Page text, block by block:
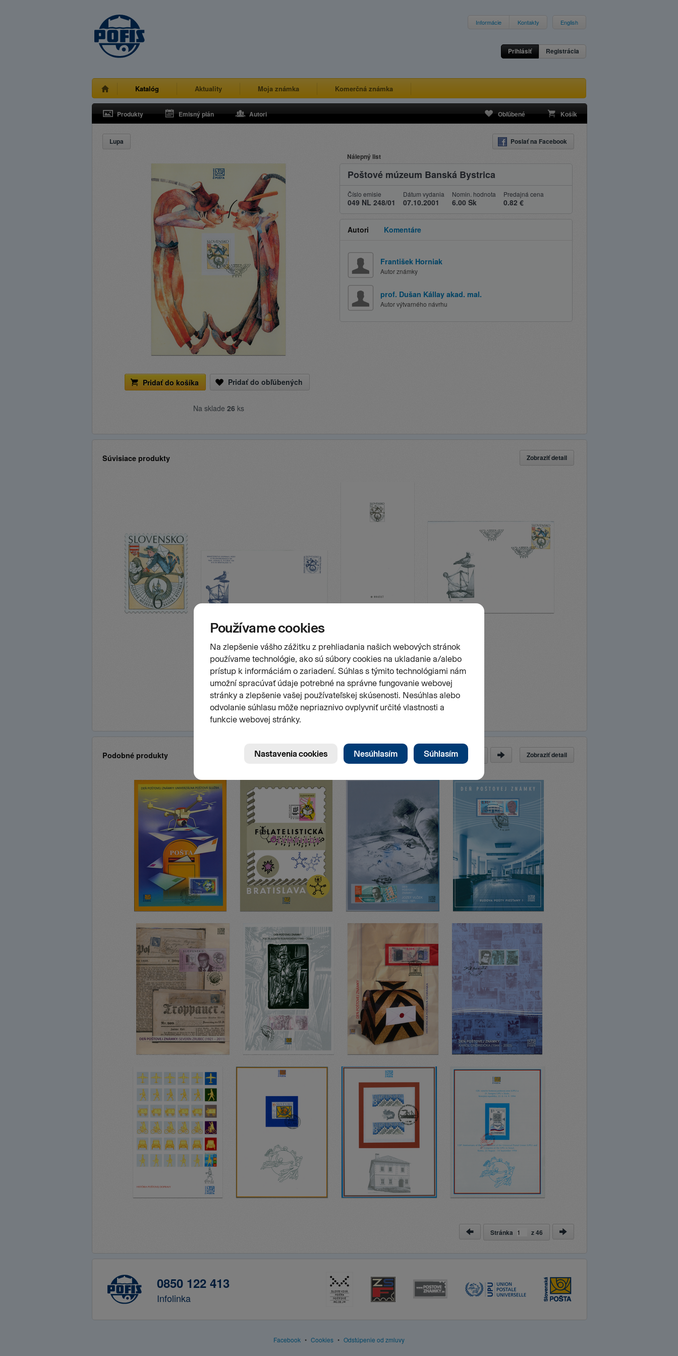
Informácie Kontakty English
Prihlásiť Registrácia
Katalóg Aktuality Moja známka Komerčná známka
Produkty Emisný plán Autori Obľúbené Košík
Lupa Poslať na Facebook
Pridať do košíka Pridať do obľúbených
Na sklade 26 ks
Nálepný list
Poštové múzeum Banská Bystrica
Číslo emisie
049 NL 248/01
Dátum vydania
07.10.2001
Nomin. hodnota
6.00 Sk
Predajná cena
0.82 €
Autori Komentáre
František Horniak
Autor známky
prof. Dušan Kállay akad. mal.
Autor výtvarného návrhu
Súvisiace produkty Zobraziť detail
Podobné produkty Zobraziť detail
Stránka
Stránka z46
0850 122 413
Infolinka
Facebook • Cookies • Odstúpenie od zmluvy